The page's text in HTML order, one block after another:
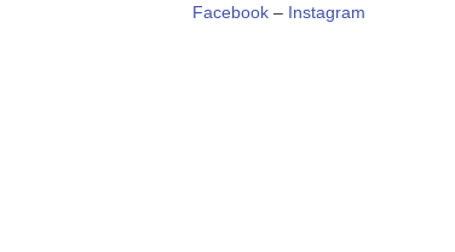
Facebook – Instagram